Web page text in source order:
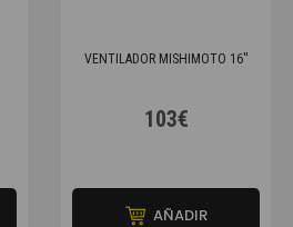
VENTILADOR MISHIMOTO 16''
103€
AÑADIR